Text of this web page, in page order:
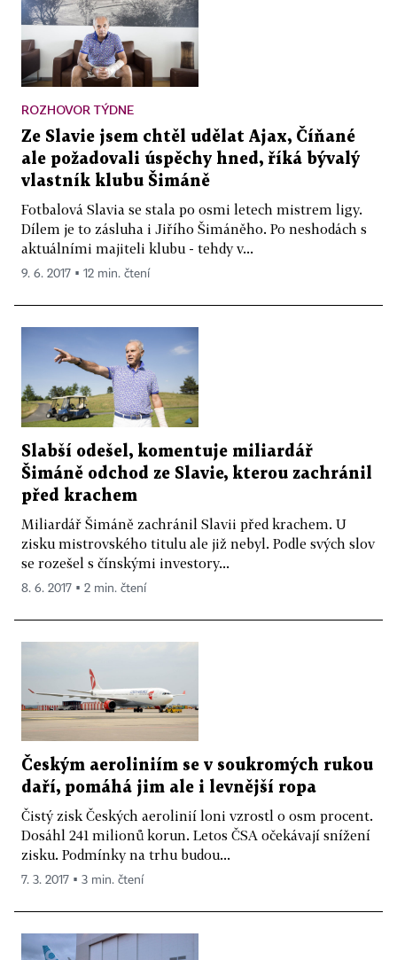
ROZHOVOR TÝDNE
Ze Slavie jsem chtěl udělat Ajax, Číňané
ale požadovali úspěchy hned, říká bývalý
vlastník klubu Šimáně
Fotbalová Slavia se stala po osmi letech mistrem ligy.
Dílem je to zásluha i Jiřího Šimáněho. Po neshodách s
aktuálními majiteli klubu - tehdy v...
9. 6. 2017 ▪ 12 min. čtení
Slabší odešel, komentuje miliardář
Šimáně odchod ze Slavie, kterou zachránil
před krachem
Miliardář Šimáně zachránil Slavii před krachem. U
zisku mistrovského titulu ale již nebyl. Podle svých slov
se rozešel s čínskými investory...
8. 6. 2017 ▪ 2 min. čtení
Českým aeroliniím se v soukromých rukou
daří, pomáhá jim ale i levnější ropa
Čistý zisk Českých aerolinií loni vzrostl o osm procent.
Dosáhl 241 milionů korun. Letos ČSA očekávají snížení
zisku. Podmínky na trhu budou...
7. 3. 2017 ▪ 3 min. čtení